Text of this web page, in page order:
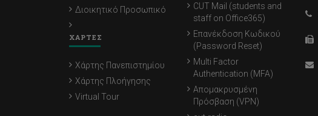
Διοικητικό Προσωπικό
ΧΑΡΤΕΣ
Χάρτης Πανεπιστημίου
Χάρτης Πλοήγησης
Virtual Tour
CUT Mail (students and
staff on Office365)
Επανέκδοση Κωδικού
(Password Reset)
Multi Factor
Authentication (MFA)
Απομακρυσμένη
Πρόσβαση (VPN)